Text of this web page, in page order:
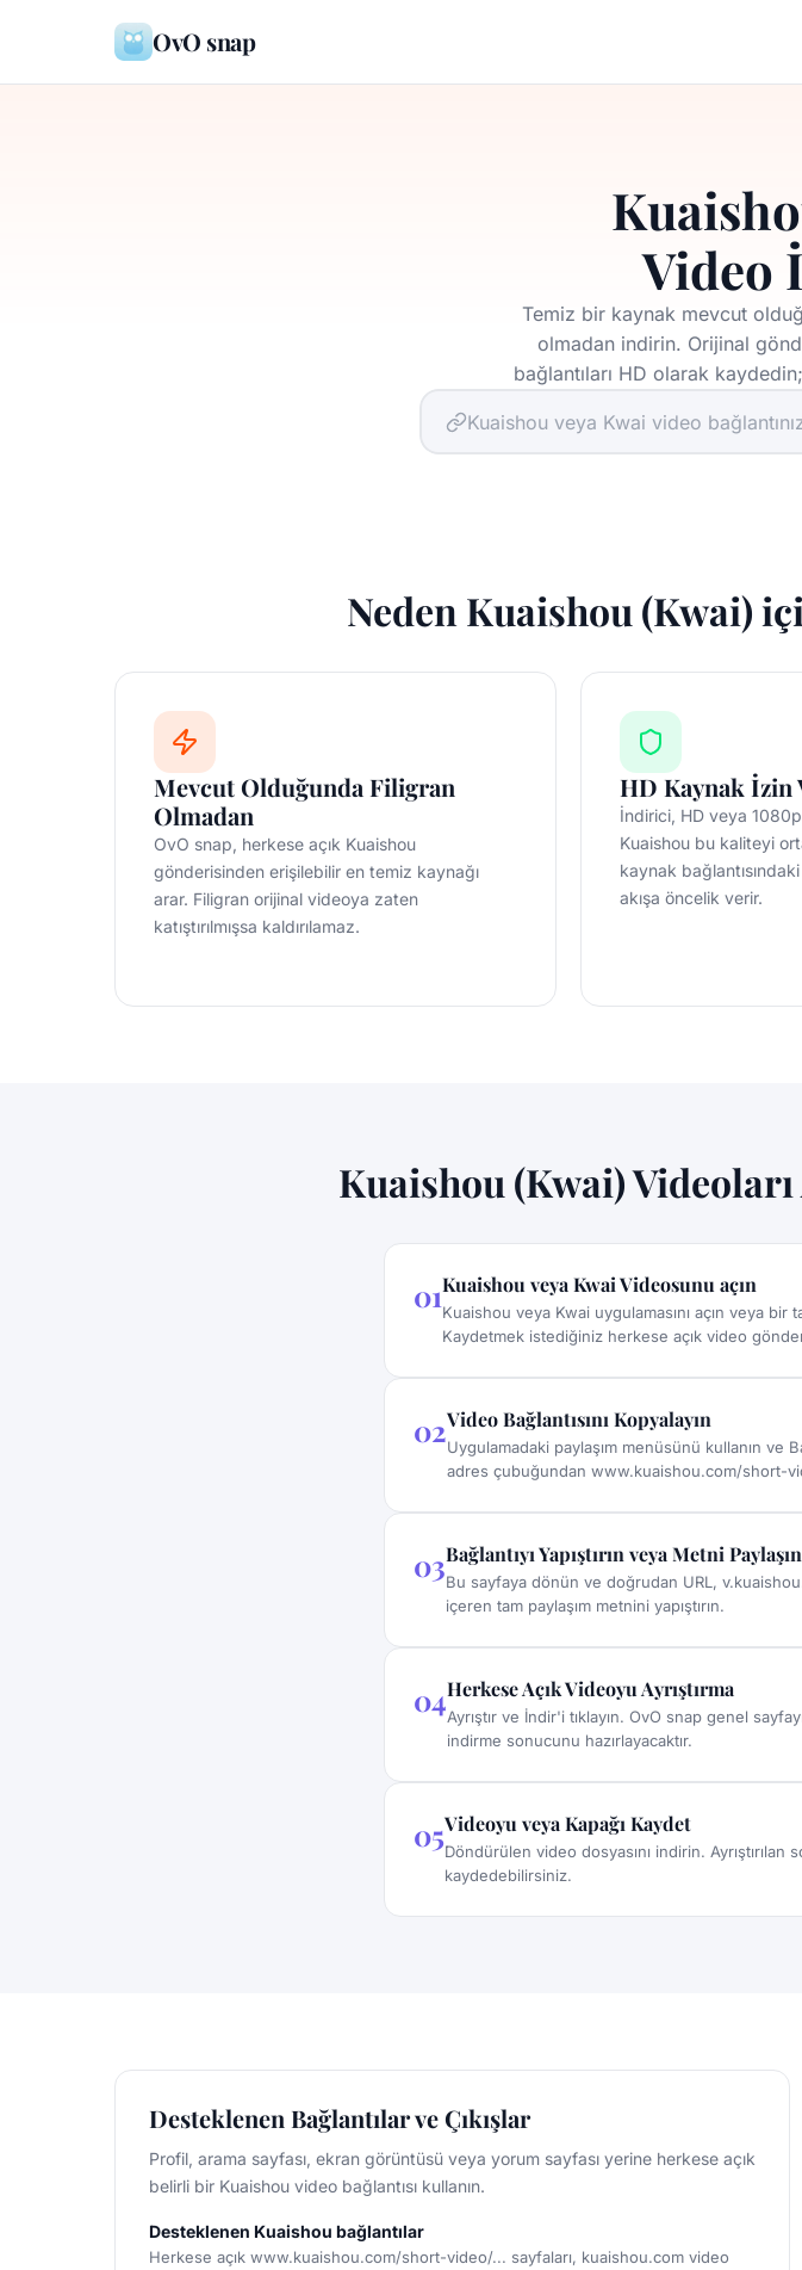
OvO snap
Video
Temiz bir kaynak mevcut
olmadan indirin. Orijinal
bağlantıları HD olarak
Neden Kuaishou (Kwai)
Mevcut Olduğunda Filigran
Olmadan
OvO snap, herkese açık Kuaishou
gönderisinden erişilebilir en temiz kaynağı
arar. Filigran orijinal videoya zaten
katıştırılmışsa kaldırılamaz.
HD Kaynak İzin
İndirici, HD veya
Kuaishou bu kaliteyi
kaynak
akışa öncelik verir.
Kuaishou (Kwai)
01Kuaishou veya Kwai Videosunu açın
Kuaishou veya Kwai uygulamasını açın veya
Kaydetmek istediğiniz herkese açık video
02Video Bağlantısını Kopyalayın
Uygulamadaki paylaşım menüsünü kullanın ve
adres çubuğundan www.kuaishou.com/short-
03Bağlantıyı Yapıştırın veya Metni Paylaşın
Bu sayfaya dönün ve doğrudan URL,
içeren tam paylaşım metnini yapıştırın.
04Herkese Açık Videoyu Ayrıştırma
Ayrıştır ve İndir'i tıklayın. OvO snap genel
indirme sonucunu hazırlayacaktır.
05Videoyu veya Kapağı Kaydet
Döndürülen video dosyasını indirin.
kaydedebilirsiniz.
Desteklenen Bağlantılar ve Çıkışlar
Profil, arama sayfası, ekran görüntüsü veya yorum sayfası yerine herkese açık
belirli bir Kuaishou video bağlantısı kullanın.
Desteklenen Kuaishou bağlantılar
Herkese açık www.kuaishou.com/short-video/... sayfaları, kuaishou.com video